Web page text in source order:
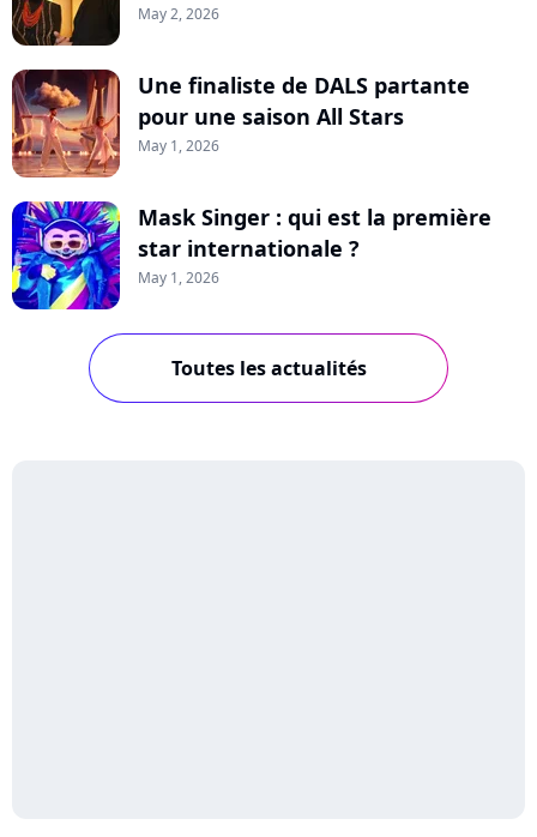
May 2, 2026
Une finaliste de DALS partante
pour une saison All Stars
May 1, 2026
Mask Singer : qui est la première
star internationale ?
May 1, 2026
Toutes les actualités